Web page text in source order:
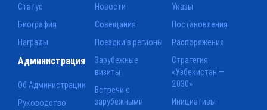
Статус
Биография
Награды
Новости
Совещания
Поездки в регионы
Зарубежные
визиты
Встречи с
зарубежными
Указы
Постановления
Распоряжения
Стратегия
«Узбекистан —
2030»
Инициативы
Администрация
Об Администрации
Руководство